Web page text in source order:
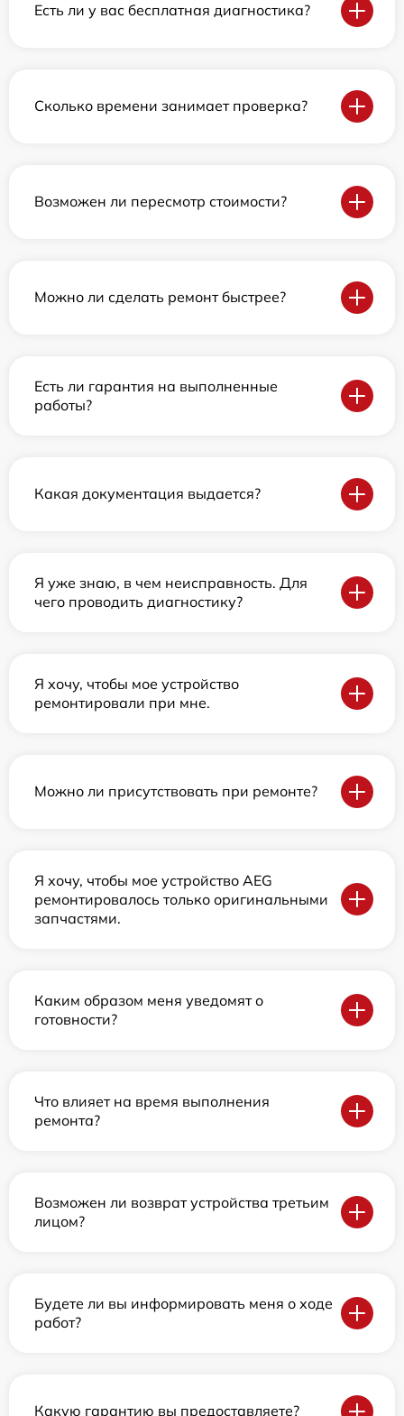
Есть ли у вас бесплатная диагностика?
Сколько времени занимает проверка?
Возможен ли пересмотр стоимости?
Можно ли сделать ремонт быстрее?
Есть ли гарантия на выполненные
работы?
Какая документация выдается?
Я уже знаю, в чем неисправность. Для
чего проводить диагностику?
Я хочу, чтобы мое устройство
ремонтировали при мне.
Можно ли присутствовать при ремонте?
Я хочу, чтобы мое устройство AEG
ремонтировалось только оригинальными
запчастями.
Каким образом меня уведомят о
готовности?
Что влияет на время выполнения
ремонта?
Возможен ли возврат устройства третьим
лицом?
Будете ли вы информировать меня о ходе
работ?
Какую гарантию вы предоставляете?